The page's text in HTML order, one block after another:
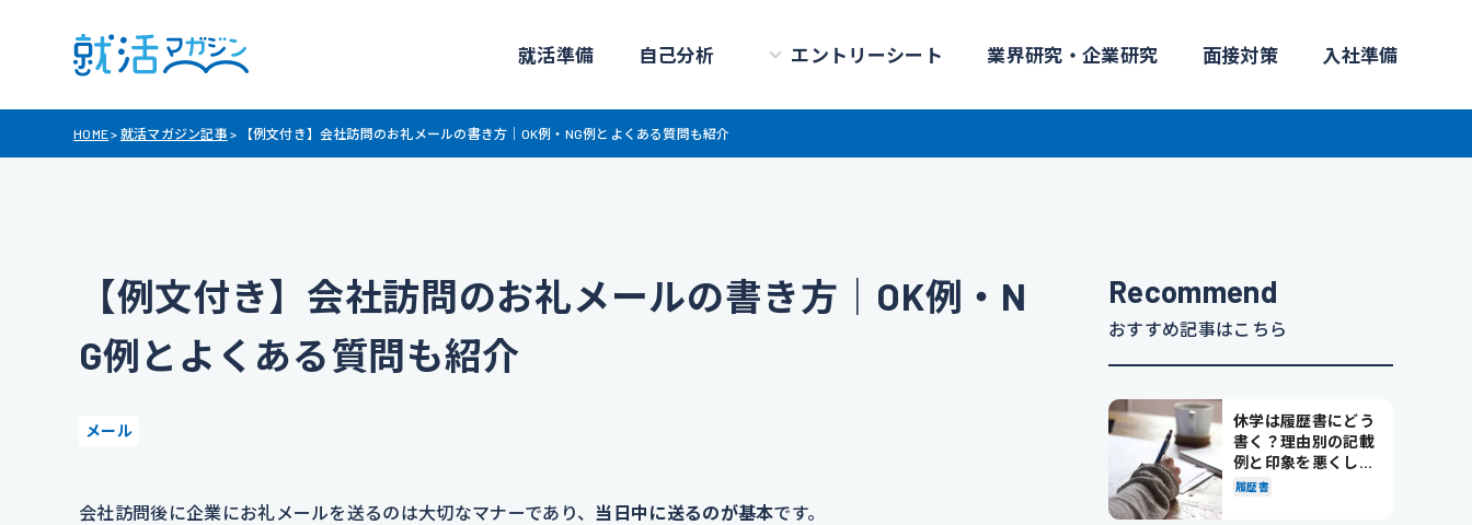
就活準備 自己分析 エントリーシート 業界研究・企業研究 面接対策 入社準備
HOME> 就活マガジン記事 > 【例文付き】会社訪問のお礼メールの書き方｜OK例・NG例とよくある質問も紹介
【例文付き】会社訪問のお礼メールの書き方｜OK例・N
G例とよくある質問も紹介
メール
会社訪問後に企業にお礼メールを送るのは大切なマナーであり、 当日中に送るのが基本です。
Recommend
おすすめ記事はこちら
休学は履歴書にどう
書く？理由別の記載
例と印象を悪くしな
い書き方を解説
履歴書